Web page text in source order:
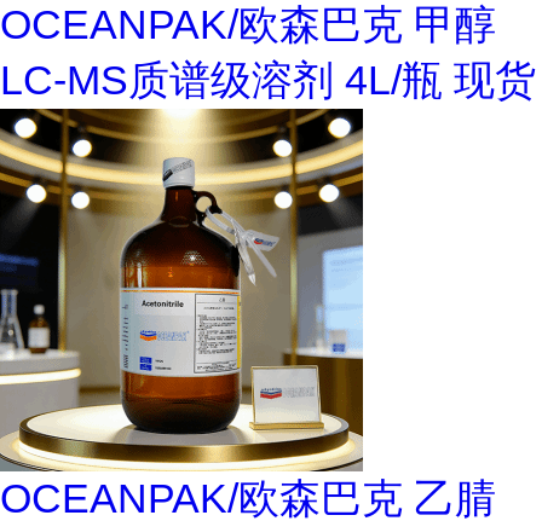
OCEANPAK/欧森巴克 甲醇
LC-MS质谱级溶剂 4L/瓶 现货
OCEANPAK/欧森巴克 乙腈